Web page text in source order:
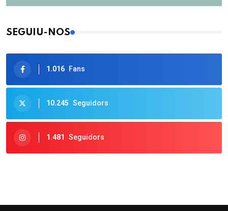
SEGUIU-NOS
1.016 Fans
10.245 Seguidors
1.481 Seguidors